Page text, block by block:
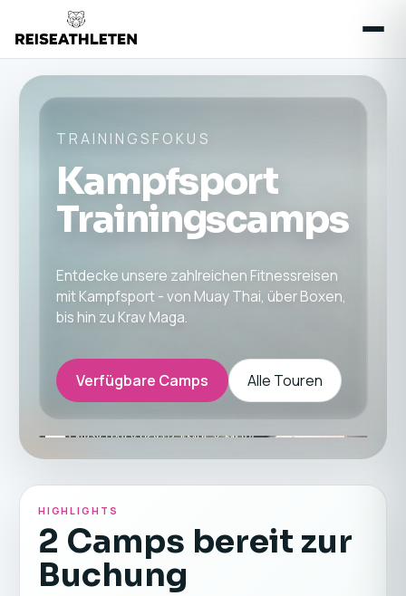
TRAININGSFOKUS
Kampfsport
Trainingscamps
Entdecke unsere zahlreichen Fitnessreisen
mit Kampfsport - von Muay Thai, über Boxen,
bis hin zu Krav Maga.
Verfügbare Camps Alle Touren
HIGHLIGHTS
2 Camps bereit zur
Buchung